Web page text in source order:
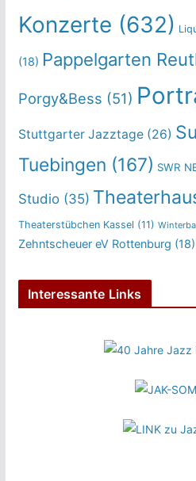
Konzerte (632)
(18) Pappelgarten
Porgy&Bess (51)
Stuttgarter Jazztage(26)
Tuebingen (167) SWR
Studio(35)
Theaterstübchen Kassel (11)
Zehntscheuer eV Rottenburg (18)
Interessante Links